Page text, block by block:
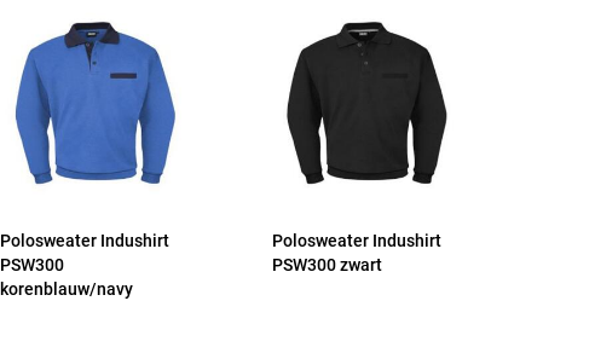
Polosweater Indushirt
PSW300
korenblauw/navy
Polosweater Indushirt
PSW300 zwart